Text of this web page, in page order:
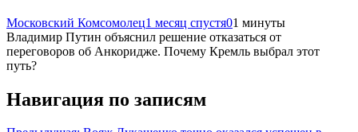
Московский Комсомолец1 месяц спустя01 минуты
Владимир Путин объяснил решение отказаться от
переговоров об Анкоридже. Почему Кремль выбрал этот
путь?
Навигация по записям